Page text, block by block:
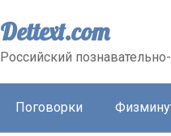
Dettext.com
Российский
Поговорки